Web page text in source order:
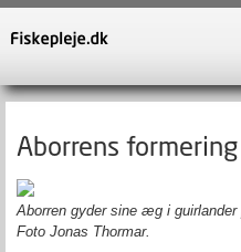
Aborrens formering
Aborren gyder sine æg i guirlander
Foto Jonas Thormar.